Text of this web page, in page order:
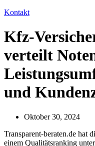
Kontakt
Kfz-
verteilt
und
Oktober 30, 2024
Transparent-beraten.de hat
einem Qualitätsranking